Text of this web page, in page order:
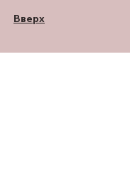
Вверх